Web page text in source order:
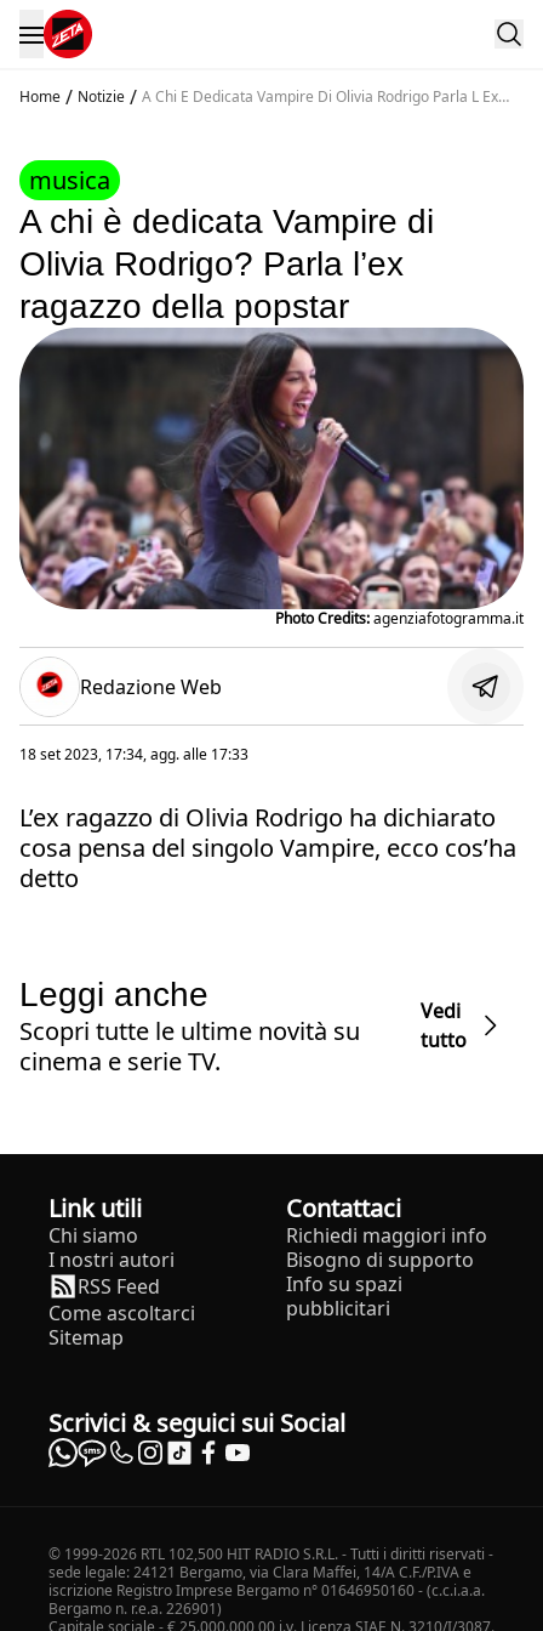
Home / Notizie / A Chi E Dedicata Vampire Di Olivia Rodrigo Parla L Ex
musica
A chi è dedicata Vampire di
Olivia Rodrigo? Parla l’ex
ragazzo della popstar
Photo Credits:agenziafotogramma.it
Redazione Web
18 set 2023, 17:34, agg. alle 17:33
L’ex ragazzo di Olivia Rodrigo ha dichiarato
cosa pensa del singolo Vampire, ecco cos’ha
detto
Leggi anche
Scopri tutte le ultime novità su
cinema e serie TV.
Vedi
tutto
Link utili
Chi siamo
I nostri autori
RSS Feed
Come ascoltarci
Sitemap
Contattaci
Richiedi maggiori info
Bisogno di supporto
Info su spazi
pubblicitari
Scrivici & seguici sui Social
© 1999-2026 RTL 102,500 HIT RADIO S.R.L. - Tutti i diritti riservati -
sede legale: 24121 Bergamo, via Clara Maffei, 14/A C.F./P.IVA e
iscrizione Registro Imprese Bergamo n° 01646950160 - (c.c.i.a.a.
Bergamo n. r.e.a. 226901)